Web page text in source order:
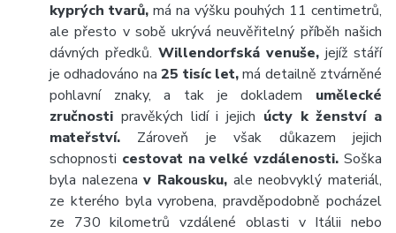
kyprých tvarů, má na výšku pouhých 11 centimetrů,
ale přesto v sobě ukrývá neuvěřitelný příběh našich
dávných předků. Willendorfská venuše, jejíž stáří
je odhadováno na25 tisíc let,má detailně ztvárněné
pohlavní znaky, a tak je dokladem umělecké
zručnosti pravěkých lidí i jejich úcty k ženství a
mateřství. Zároveň je však důkazem jejich
schopnosti cestovat na velké vzdálenosti. Soška
byla nalezenav Rakousku, ale neobvyklý materiál,
ze kterého byla vyrobena, pravděpodobně pocházel
ze 730 kilometrů vzdálené oblasti v Itálii nebo